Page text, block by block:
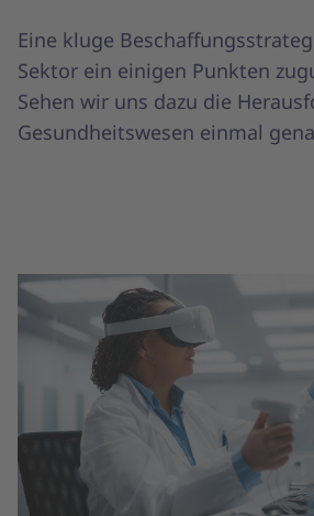
Eine kluge
Sektor ein einigen Punkten
Sehen wir uns dazu die
Gesundheitswesen einmal